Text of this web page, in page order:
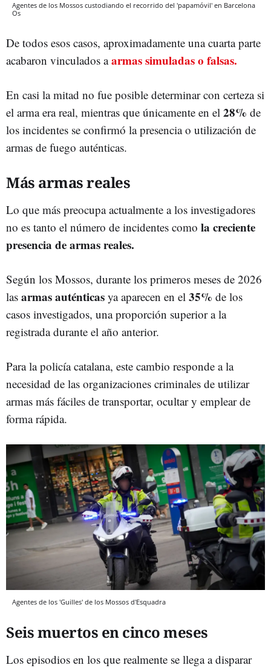
Agentes de los Mossos custodiando el recorrido del 'papamóvil' en Barcelona
Os
De todos esos casos, aproximadamente una cuarta parte
acabaron vinculados aarmas simuladas o falsas.
En casi la mitad no fue posible determinar con certeza si
el arma era real, mientras que únicamente en el 28% de
los incidentes se confirmó la presencia o utilización de
armas de fuego auténticas.
Más armas reales
Lo que más preocupa actualmente a los investigadores
no es tanto el número de incidentes como la creciente
presencia de armas reales.
Según los Mossos, durante los primeros meses de 2026
las armas auténticas ya aparecen en el 35% de los
casos investigados, una proporción superior a la
registrada durante el año anterior.
Para la policía catalana, este cambio responde a la
necesidad de las organizaciones criminales de utilizar
armas más fáciles de transportar, ocultar y emplear de
forma rápida.
Agentes de los 'Guilles' de los Mossos d'Esquadra
Seis muertos en cinco meses
Los episodios en los que realmente se llega a disparar